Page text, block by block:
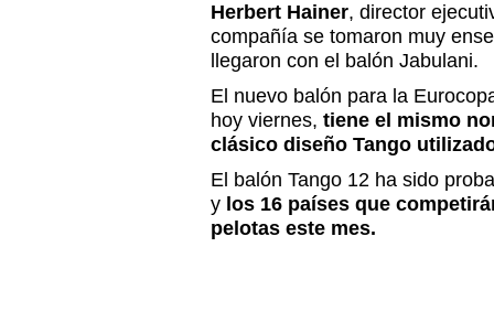
Herbert Hainer, director
compañía se tomaron muy
llegaron con el balón Jabulani.
El nuevo balón para la
hoy viernes, tiene el mismo
clásico diseño Tango
El balón Tango 12 ha sido
y los 16 países que
pelotas este mes.